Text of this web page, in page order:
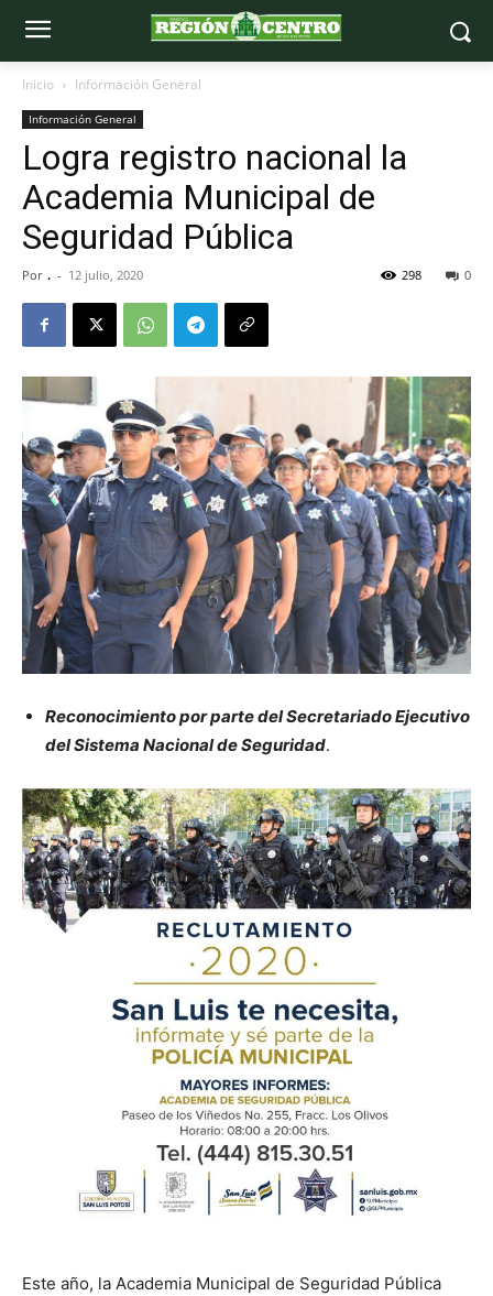
Inicio Información General
Información General
Logra registro nacional la
Academia Municipal de
Seguridad Pública
Por . - 12 julio, 2020 0
298
Reconocimiento por parte del Secretariado Ejecutivo
del Sistema Nacional de Seguridad.
Este año, la Academia Municipal de Seguridad Pública